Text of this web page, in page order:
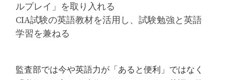
ルプレイ」を取り入れる
CIA試験の英語教材を活用し、試験勉強と英語
学習を兼ねる
監査部では今や英語力が「あると便利」ではなく